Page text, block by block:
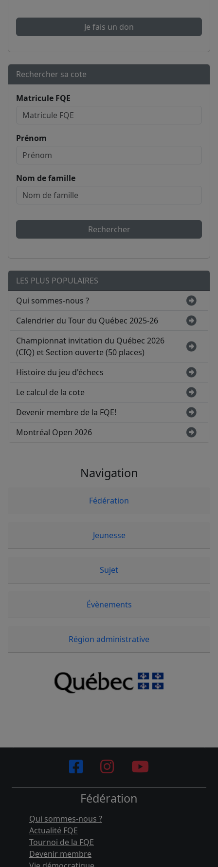
Je fais un don
Rechercher sa cote
Matricule FQE
Prénom
Nom de famille
Rechercher
LES PLUS POPULAIRES
Qui sommes-nous ?
Calendrier du Tour du Québec 2025-26
Championnat invitation du Québec 2026
(CIQ) et Section ouverte (50 places)
Histoire du jeu d'échecs
Le calcul de la cote
Devenir membre de la FQE!
Montréal Open 2026
Navigation
Fédération
Jeunesse
Sujet
Évènements
Région administrative
Fédération
Qui sommes-nous ?
Actualité FQE
Tournoi de la FQE
Devenir membre